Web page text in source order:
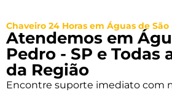
Chaveiro 24 Horas em Águas de São
Atendemos em
Pedro - SP e Todas
da Região
Encontre suporte imediato com